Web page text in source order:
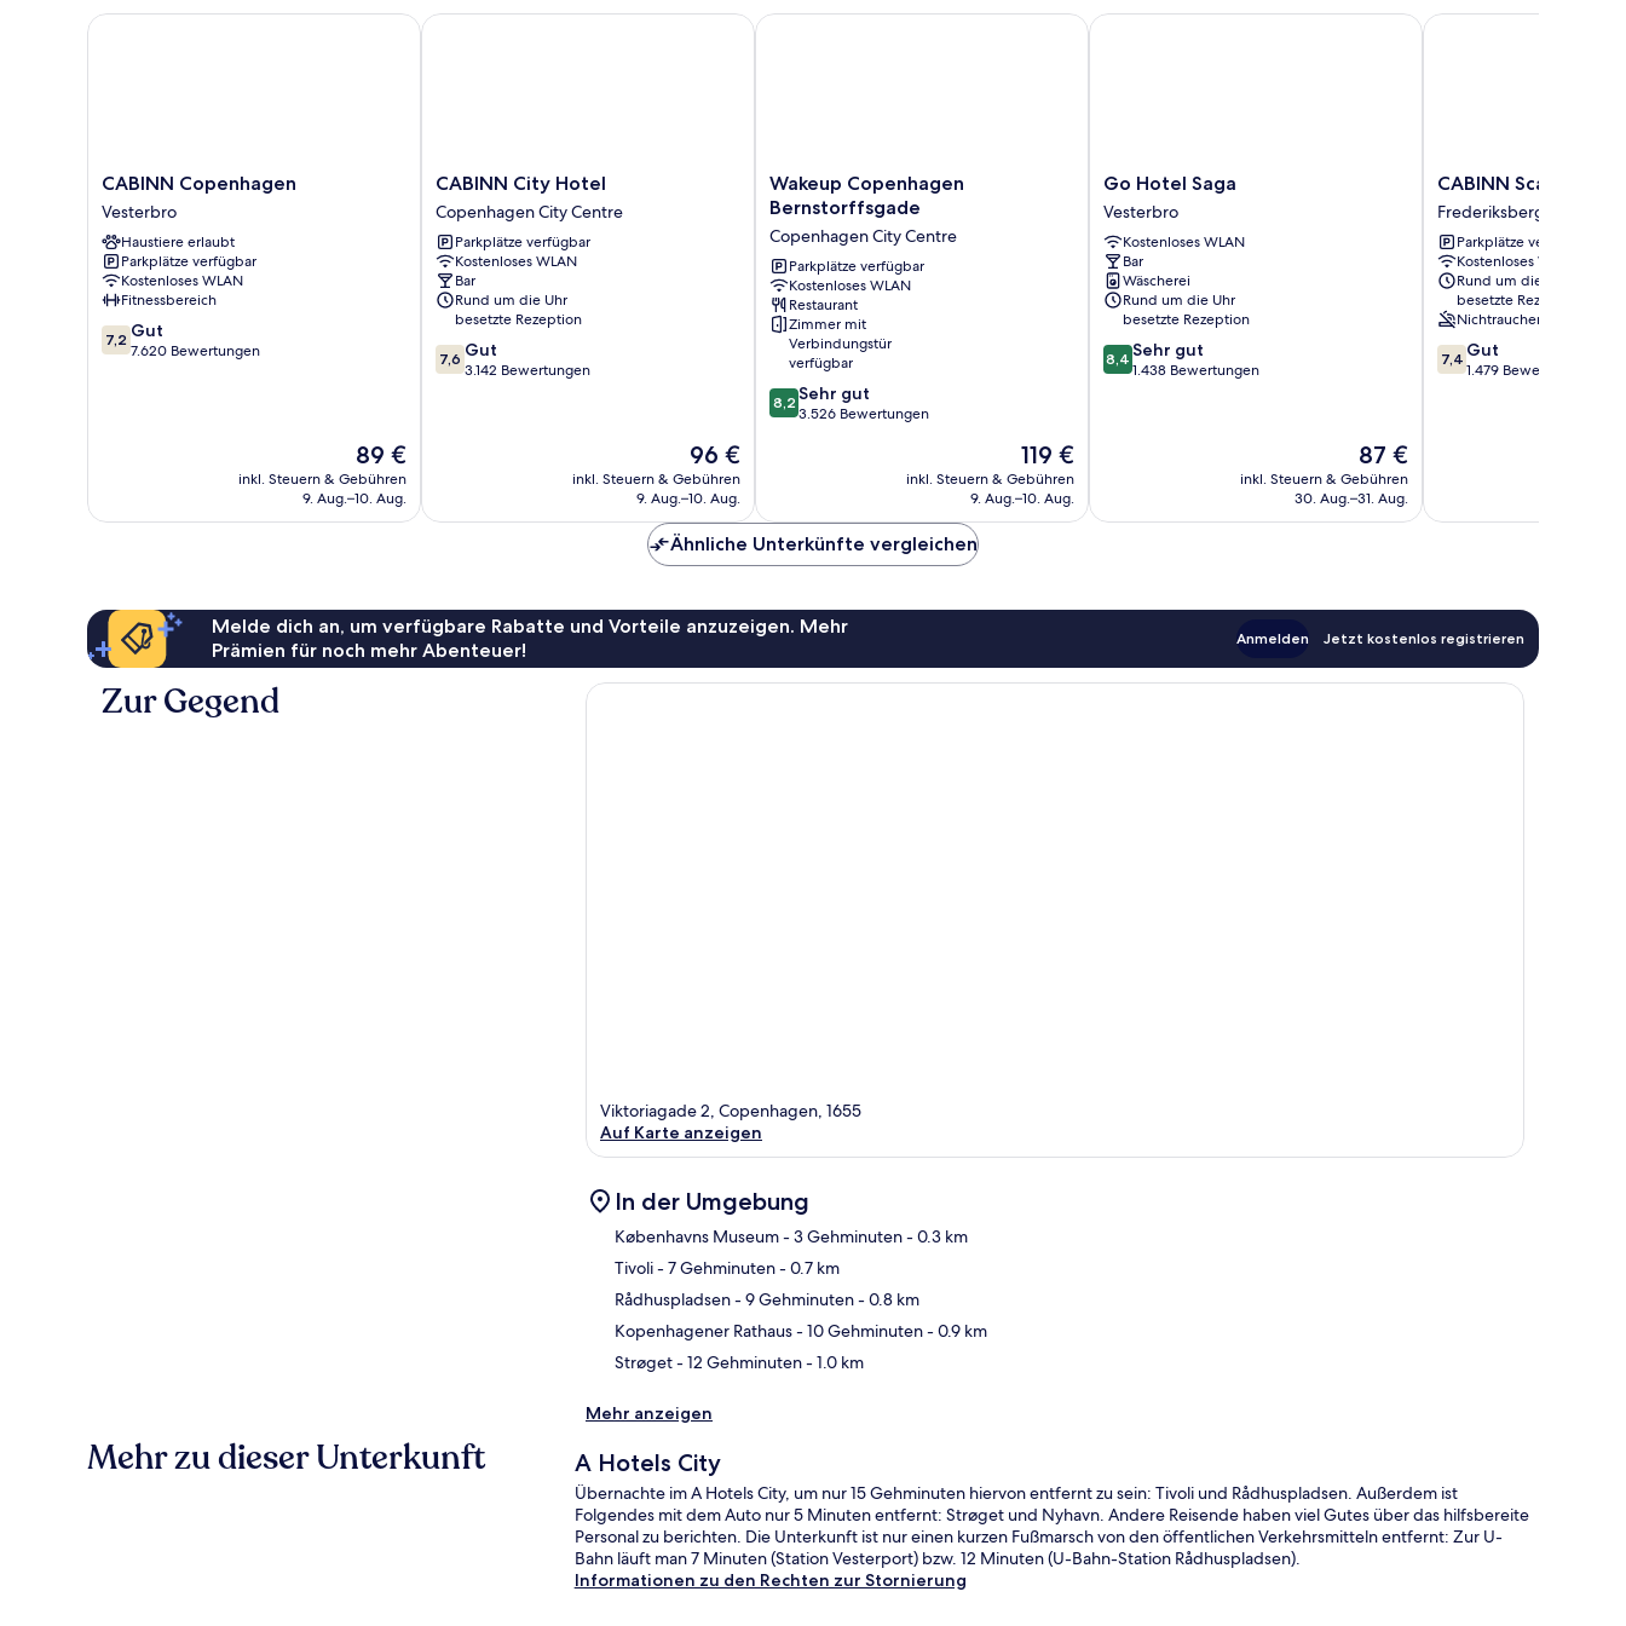
CABINN
Copenhagen
Vesterbro
CABINN Copenhagen
Vesterbro
Haustiere erlaubt
Parkplätze verfügbar
Kostenloses WLAN
Fitnessbereich
7.2
von
7,2 Gut
7.620 Bewertungen
Der
Preis
beträgt
89 €
inkl. Steuern & Gebühren
9. Aug.–10. Aug.
CABINN Copenhagen
CABINN
City
Hotel
Copenhagen
City
Centre
CABINN City Hotel
Copenhagen City Centre
Parkplätze verfügbar
Kostenloses WLAN
Bar
Rund um die Uhr
besetzte Rezeption
7.6
von
7,6 Gut
3.142 Bewertungen
Der
Preis
beträgt
96 €
inkl. Steuern & Gebühren
9. Aug.–10. Aug.
CABINN City Hotel
Wakeup
Copenhagen
Bernstorffsgade
Copenhagen
City
Centre
Wakeup Copenhagen
Bernstorffsgade
Copenhagen City Centre
Parkplätze verfügbar
Kostenloses WLAN
Restaurant
Zimmer mit
Verbindungstür
verfügbar
8.2
von
Bewertungen
8,2 Sehr gut
3.526 Bewertungen
Der
Preis
beträgt
119 €
inkl. Steuern & Gebühren
9. Aug.–10. Aug.
Wakeup Copenhagen Bernstorffsgade
Go
Hotel
Saga
Vesterbro
Go Hotel Saga
Vesterbro
Kostenloses WLAN
Bar
Wäscherei
Rund um die Uhr
besetzte Rezeption
8.4
von
8,4 Sehr gut
1.438 Bewertungen
Der
Preis
beträgt
87 €
inkl. Steuern & Gebühren
30. Aug.–31. Aug.
Go Hotel Saga
CABINN
Scandinavia
Hotel
Frederiksberg
C
CABINN
Frederiksberg C
Parkplätze verfügbar
Kostenloses WLAN
Rund um die Uhr
besetzte Rezeption
Nichtraucher
7.4
von
7,4 Gut
1.479 Bewertungen
CABINN Scandinavia
Ähnliche Unterkünfte vergleichen
Melde dich an, um verfügbare Rabatte und Vorteile anzuzeigen. Mehr
Prämien für noch mehr Abenteuer!
Anmelden Jetzt kostenlos registrieren
Zur Gegend
Viktoriagade 2, Copenhagen, 1655
Auf Karte anzeigen
In der Umgebung
Københavns Museum- 3 Gehminuten- 0.3 km
Tivoli- 7 Gehminuten- 0.7 km
Rådhuspladsen- 9 Gehminuten- 0.8 km
Kopenhagener Rathaus- 10 Gehminuten- 0.9 km
Strøget- 12 Gehminuten- 1.0 km
Mehr anzeigen
Mehr zu dieser Unterkunft A Hotels City
Übernachte im A Hotels City, um nur 15 Gehminuten hiervon entfernt zu sein: Tivoli und Rådhuspladsen. Außerdem ist
Folgendes mit dem Auto nur 5 Minuten entfernt: Strøget und Nyhavn. Andere Reisende haben viel Gutes über das hilfsbereite
Personal zu berichten. Die Unterkunft ist nur einen kurzen Fußmarsch von den öffentlichen Verkehrsmitteln entfernt: Zur U-
Bahn läuft man 7 Minuten (Station Vesterport) bzw. 12 Minuten (U-Bahn-Station Rådhuspladsen).
Informationen zu den Rechten zur Stornierung